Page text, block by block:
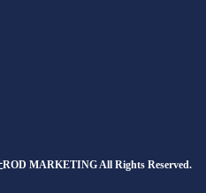
MARKETING All Rights Reserved.